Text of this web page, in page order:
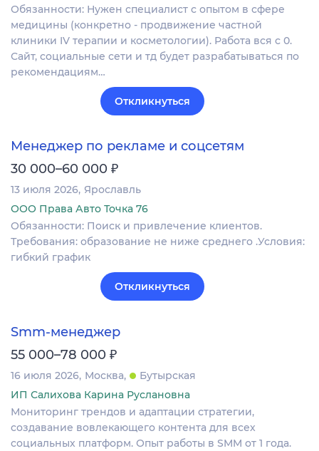
Обязанности: Нужен специалист с опытом в сфере
медицины (конкретно - продвижение частной
клиники IV терапии и косметологии). Работа вся с 0.
Сайт, социальные сети и тд будет разрабатываться по
рекомендациям…
Откликнуться
Менеджер по рекламе и соцсетям
30 000–60 000 ₽
13 июля 2026 Ярославль
ООО Права Авто Точка 76
Обязанности: Поиск и привлечение клиентов.
Требования: образование не ниже среднего .Условия:
гибкий график
Откликнуться
Smm-менеджер
55 000–78 000 ₽
16 июля 2026 Москва
Бутырская
ИП Салихова Карина Руслановна
Мониторинг трендов и адаптации стратегии,
создавание вовлекающего контента для всех
социальных платформ. Опыт работы в SMM от 1 года.